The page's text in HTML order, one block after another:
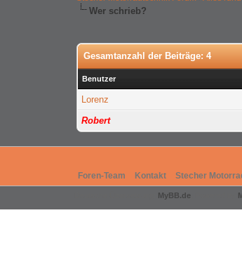
Wer schrieb?
Gesamtanzahl der Beiträge: 4
Benutzer
Lorenz
Robert
Foren-Team Kontakt Stecher
MyBB.de